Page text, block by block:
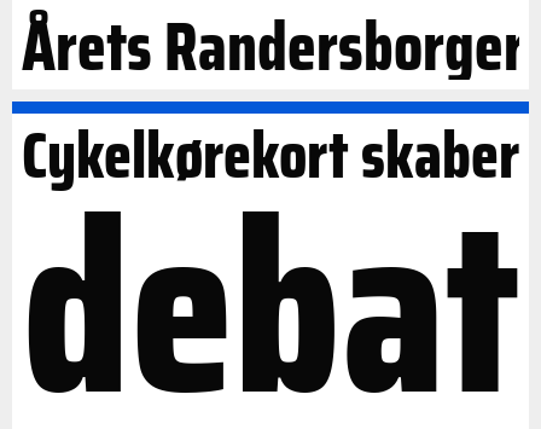
Årets Randersborger
Cykelkørekort skaber
debat